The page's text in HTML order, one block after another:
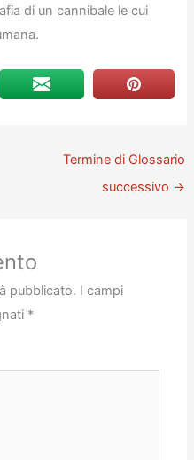
di un cannibale le cui
Termine di Glossario
successivo →
pubblicato. I campi
*